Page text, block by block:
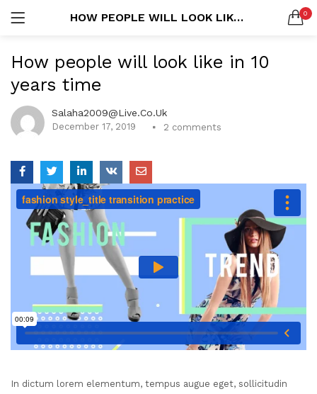
HOW PEOPLE WILL LOOK LIKE IN 10 YEARS TIME 0
Remember me
Lost password?
SEARCH IN:
All categories
Co-ords (7)
Uncategorized (1)
How people will look like in 10
years time
Salaha2009@live.co.uk
December 17, 2019 2 comments
In dictum lorem elementum, tempus augue eget, sollicitudin